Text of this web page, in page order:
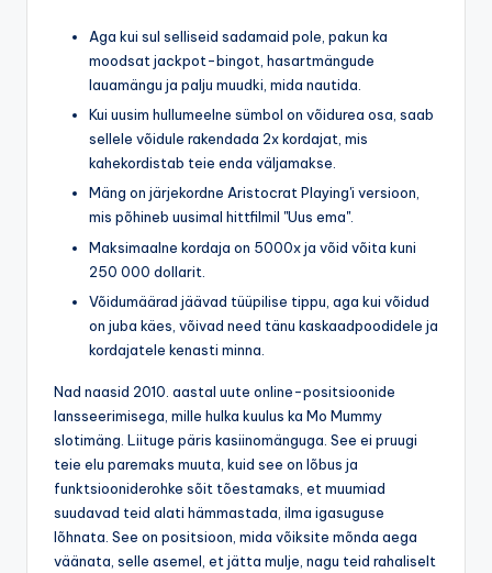
Aga kui sul selliseid sadamaid pole, pakun ka
moodsat jackpot-bingot, hasartmängude
lauamängu ja palju muudki, mida nautida.
Kui uusim hullumeelne sümbol on võidurea osa, saab
sellele võidule rakendada 2x kordajat, mis
kahekordistab teie enda väljamakse.
Mäng on järjekordne Aristocrat Playing'i versioon,
mis põhineb uusimal hittfilmil "Uus ema".
Maksimaalne kordaja on 5000x ja võid võita kuni
250 000 dollarit.
Võidumäärad jäävad tüüpilise tippu, aga kui võidud
on juba käes, võivad need tänu kaskaadpoodidele ja
kordajatele kenasti minna.
Nad naasid 2010. aastal uute online-positsioonide
lansseerimisega, mille hulka kuulus ka Mo Mummy
slotimäng. Liituge päris kasiinomänguga. See ei pruugi
teie elu paremaks muuta, kuid see on lõbus ja
funktsiooniderohke sõit tõestamaks, et muumiad
suudavad teid alati hämmastada, ilma igasuguse
lõhnata. See on positsioon, mida võiksite mõnda aega
väänata, selle asemel, et jätta mulje, nagu teid rahaliselt